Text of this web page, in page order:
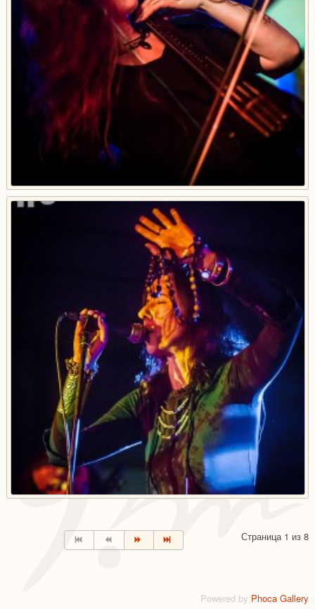
Страница 1 из 8
Powered by Phoca Gallery